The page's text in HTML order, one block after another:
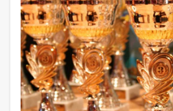
者
ア
ワ
ー
ド
2
0
2
3